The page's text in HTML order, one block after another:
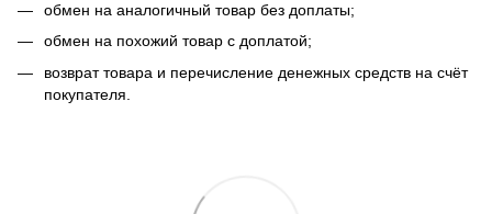
обмен на аналогичный товар без доплаты;
обмен на похожий товар с доплатой;
возврат товара и перечисление денежных средств на счёт
покупателя.